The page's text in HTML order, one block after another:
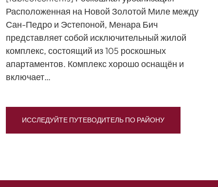
Расположенная на Новой Золотой Миле между
Сан-Педро и Эстепоной, Менара Бич
представляет собой исключительный жилой
комплекс, состоящий из 105 роскошных
апартаментов. Комплекс хорошо оснащён и
включает…
ИССЛЕДУЙТЕ ПУТЕВОДИТЕЛЬ ПО РАЙОНУ